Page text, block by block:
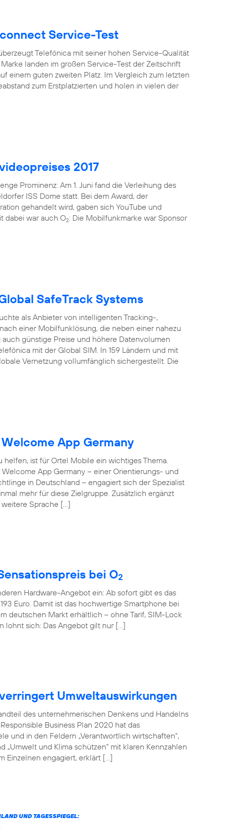
Service-Test
Telefónica mit seiner hohen Service-Qualität
landen im großen Service-Test der Zeitschrift
einem guten zweiten Platz. Im Vergleich zum letzten
zum Erstplatzierten und holen in vielen der
2017
Prominenz: Am 1. Juni fand die Verleihung des
ISS Dome statt. Bei dem Award, der
gehandelt wird, gaben sich YouTube und
dabei war auch O2: Die Mobilfunkmarke war Sponsor
SafeTrack Systems
als Anbieter von intelligenten Tracking-,
einer Mobilfunklösung, die neben einer nahezu
günstige Preise und höhere Datenvolumen
mit der Global SIM. In 159 Ländern und mit
Vernetzung vollumfänglich sichergestellt. Die
App Germany
ist für Ortel Mobile ein wichtiges Thema.
App Germany – einer Orientierungs- und
in Deutschland – engagiert sich der Spezialist
mehr für diese Zielgruppe. Zusätzlich ergänzt
Sprache […]
bei O2
Hardware-Angebot ein: Ab sofort gibt es das
Euro. Damit ist das hochwertige Smartphone bei
deutschen Markt erhältlich – ohne Tarif, SIM-Lock
lohnt sich: Das Angebot gilt nur […]
Umweltauswirkungen
des unternehmerischen Denkens und Handelns
Business Plan 2020 hat das
und in den Feldern „Verantwortlich wirtschaften“,
„Umwelt und Klima schützen“ mit klaren Kennzahlen
Einzelnen engagiert, erklärt […]
UND TAGESSPIEGEL: